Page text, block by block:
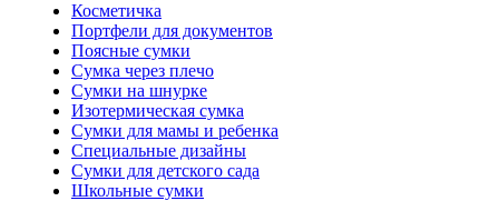
Косметичка
Портфели для документов
Поясные сумки
Сумка через плечо
Сумки на шнурке
Изотермическая сумка
Сумки для мамы и ребенка
Специальные дизайны
Сумки для детского сада
Школьные сумки